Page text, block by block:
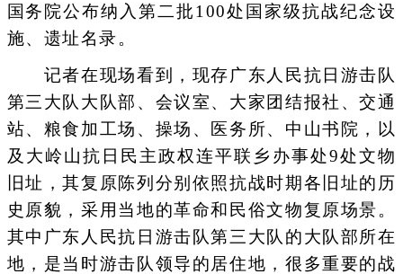
国务院公布纳入第二批100处国家级抗战纪念设
施、遗址名录。
记者在现场看到，现存广东人民抗日游击队
第三大队大队部、会议室、大家团结报社、交通
站、粮食加工场、操场、医务所、中山书院，以
及大岭山抗日民主政权连平联乡办事处9处文物
旧址，其复原陈列分别依照抗战时期各旧址的历
史原貌，采用当地的革命和民俗文物复原场景。
其中广东人民抗日游击队第三大队的大队部所在
地，是当时游击队领导的居住地，很多重要的战